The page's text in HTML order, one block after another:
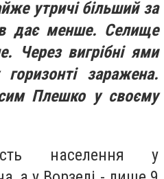
утричі більший за
дає менше. Селище
Через вигрібні ями
заражена.
Плешко у своєму
населення у